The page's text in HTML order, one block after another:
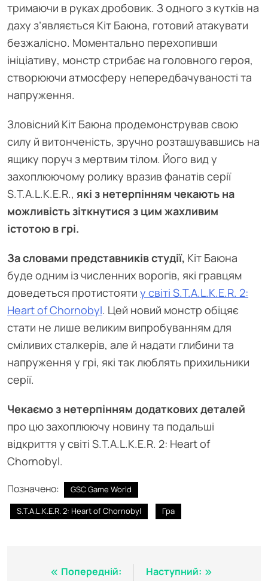
тримаючи в руках дробовик. З одного з кутків на
даху з’являється Кіт Баюна, готовий атакувати
безжалісно. Моментально перехопивши
ініціативу, монстр стрибає на головного героя,
створюючи атмосферу непередбачуваності та
напруження.
Зловісний Кіт Баюна продемонстрував свою
силу й витонченість, зручно розташувавшись на
ящику поруч з мертвим тілом. Його вид у
захоплюючому ролику вразив фанатів серії
S.T.A.L.K.E.R., які з нетерпінням чекають на
можливість зіткнутися з цим жахливим
істотою в грі.
За словами представників студії, Кіт Баюна
буде одним із численних ворогів, які гравцям
доведеться протистояти у світі S.T.A.L.K.E.R. 2:
Heart of Chornobyl. Цей новий монстр обіцяє
стати не лише великим випробуванням для
сміливих сталкерів, але й надати глибини та
напруження у грі, які так люблять прихильники
серії.
Чекаємо з нетерпінням додаткових деталей
про цю захоплюючу новину та подальші
відкриття у світі S.T.A.L.K.E.R. 2: Heart of
Chornobyl.
Позначено:
GSC Game World
S.T.A.L.K.E.R. 2: Heart of Chornobyl
Гра
НавігаціяПопередній: Наступний: